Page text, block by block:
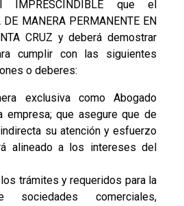
IMPRESCINDIBLE que el
MANERA PERMANENTE EN
CRUZ y deberá demostrar
cumplir con las siguientes
o deberes:
exclusiva como Abogado
empresa; que asegure que de
su atención y esfuerzo
alineado a los intereses del
trámites y requeridos para la
sociedades comerciales,